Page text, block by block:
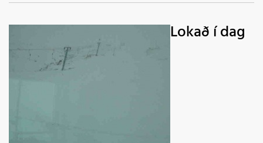
Lokað í dag